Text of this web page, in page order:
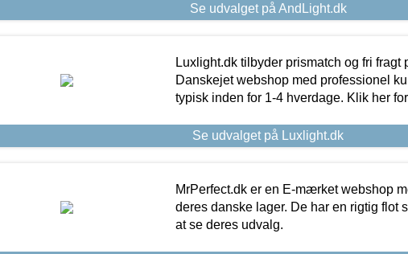
Se udvalget på AndLight.dk
Luxlight.dk tilbyder prismatch og fri fragt
Danskejet webshop med professionel
typisk inden for 1-4 hverdage. Klik her
Se udvalget på Luxlight.dk
MrPerfect.dk er en E-mærket webshop
deres danske lager. De har en rigtig flot
at se deres udvalg.